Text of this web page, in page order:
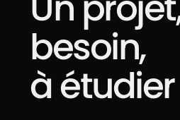
besoin,
à étudier